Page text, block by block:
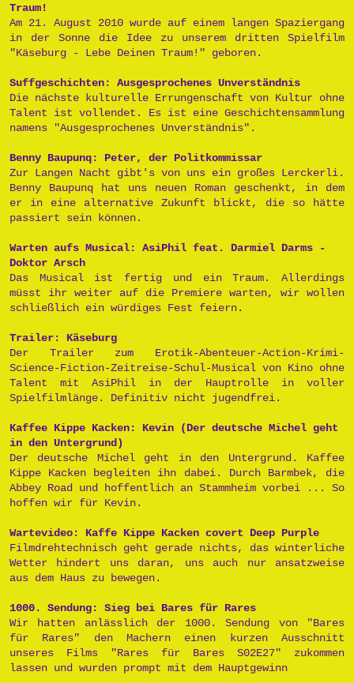
Traum!
Am 21. August 2010 wurde auf einem langen Spaziergang
in der Sonne die Idee zu unserem dritten Spielfilm
"Käseburg - Lebe Deinen Traum!" geboren.
Suffgeschichten: Ausgesprochenes Unverständnis
Die nächste kulturelle Errungenschaft von Kultur ohne
Talent ist vollendet. Es ist eine Geschichtensammlung
namens "Ausgesprochenes Unverständnis".
Benny Baupunq: Peter, der Politkommissar
Zur Langen Nacht gibt's von uns ein großes Lerckerli.
Benny Baupunq hat uns neuen Roman geschenkt, in dem
er in eine alternative Zukunft blickt, die so hätte
passiert sein können.
Warten aufs Musical: AsiPhil feat. Darmiel Darms -
Doktor Arsch
Das Musical ist fertig und ein Traum. Allerdings
müsst ihr weiter auf die Premiere warten, wir wollen
schließlich ein würdiges Fest feiern.
Trailer: Käseburg
Der Trailer zum Erotik-Abenteuer-Action-Krimi-
Science-Fiction-Zeitreise-Schul-Musical von Kino ohne
Talent mit AsiPhil in der Hauptrolle in voller
Spielfilmlänge. Definitiv nicht jugendfrei.
Kaffee Kippe Kacken: Kevin (Der deutsche Michel geht
in den Untergrund)
Der deutsche Michel geht in den Untergrund. Kaffee
Kippe Kacken begleiten ihn dabei. Durch Barmbek, die
Abbey Road und hoffentlich an Stammheim vorbei ... So
hoffen wir für Kevin.
Wartevideo: Kaffe Kippe Kacken covert Deep Purple
Filmdrehtechnisch geht gerade nichts, das winterliche
Wetter hindert uns daran, uns auch nur ansatzweise
aus dem Haus zu bewegen.
1000. Sendung: Sieg bei Bares für Rares
Wir hatten anlässlich der 1000. Sendung von "Bares
für Rares" den Machern einen kurzen Ausschnitt
unseres Films "Rares für Bares S02E27" zukommen
lassen und wurden prompt mit dem Hauptgewinn